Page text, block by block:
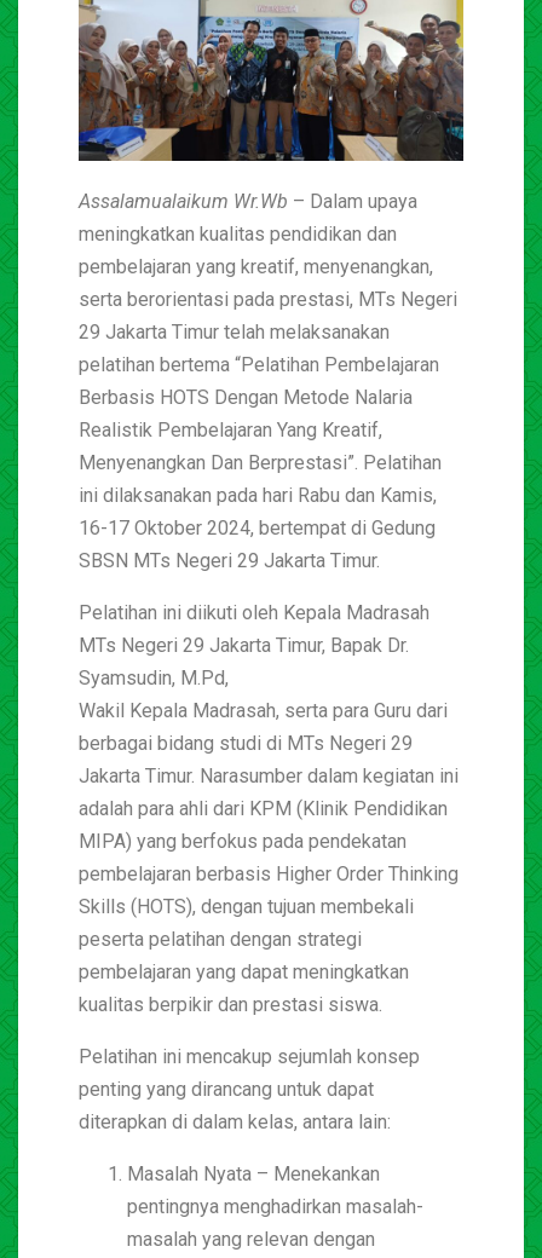
Assalamualaikum Wr.Wb – Dalam upaya
meningkatkan kualitas pendidikan dan
pembelajaran yang kreatif, menyenangkan,
serta berorientasi pada prestasi, MTs Negeri
29 Jakarta Timur telah melaksanakan
pelatihan bertema “Pelatihan Pembelajaran
Berbasis HOTS Dengan Metode Nalaria
Realistik Pembelajaran Yang Kreatif,
Menyenangkan Dan Berprestasi”. Pelatihan
ini dilaksanakan pada hari Rabu dan Kamis,
16-17 Oktober 2024, bertempat di Gedung
SBSN MTs Negeri 29 Jakarta Timur.
Pelatihan ini diikuti oleh Kepala Madrasah
MTs Negeri 29 Jakarta Timur, Bapak Dr.
Syamsudin, M.Pd,
Wakil Kepala Madrasah, serta para Guru dari
berbagai bidang studi di MTs Negeri 29
Jakarta Timur. Narasumber dalam kegiatan ini
adalah para ahli dari KPM (Klinik Pendidikan
MIPA) yang berfokus pada pendekatan
pembelajaran berbasis Higher Order Thinking
Skills (HOTS), dengan tujuan membekali
peserta pelatihan dengan strategi
pembelajaran yang dapat meningkatkan
kualitas berpikir dan prestasi siswa.
Pelatihan ini mencakup sejumlah konsep
penting yang dirancang untuk dapat
diterapkan di dalam kelas, antara lain:
Masalah Nyata – Menekankan
pentingnya menghadirkan masalah-
masalah yang relevan dengan